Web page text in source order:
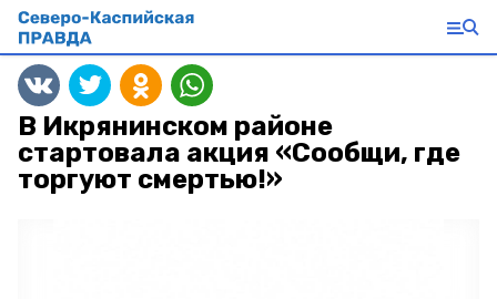
В Икрянинском районе
стартовала акция «Сообщи, где
торгуют смертью!»